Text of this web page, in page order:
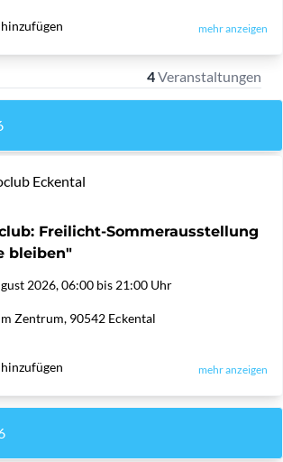
mehr anzeigen
4Veranstaltungen
Eckental
Freilicht-Sommerausstellung
bleiben"
2026, 06:00 bis 21:00 Uhr
Zentrum, 90542 Eckental
mehr anzeigen